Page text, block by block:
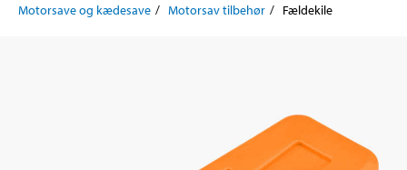
Motorsave og kædesave
Motorsav tilbehør Fældekile